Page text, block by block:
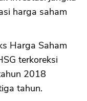
harga saham
Harga Saham
terkoreksi
2018
tahun.